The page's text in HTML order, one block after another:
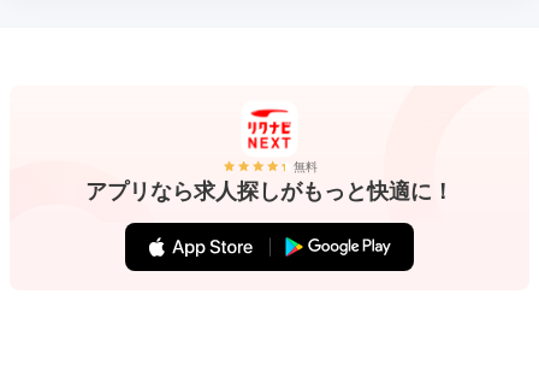
無料
アプリなら求人探しがもっと快適に！